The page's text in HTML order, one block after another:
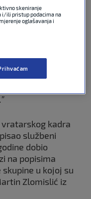
rođendan, a u
počevši od
Züricha, Admire
iskustvo igranja u
godine proveo na
vratarskog kadra
službeni
dobio
na popisima
u kojoj su
Zlomislić iz
skeniranje
i/ili pristup podacima na
oglašavanja i